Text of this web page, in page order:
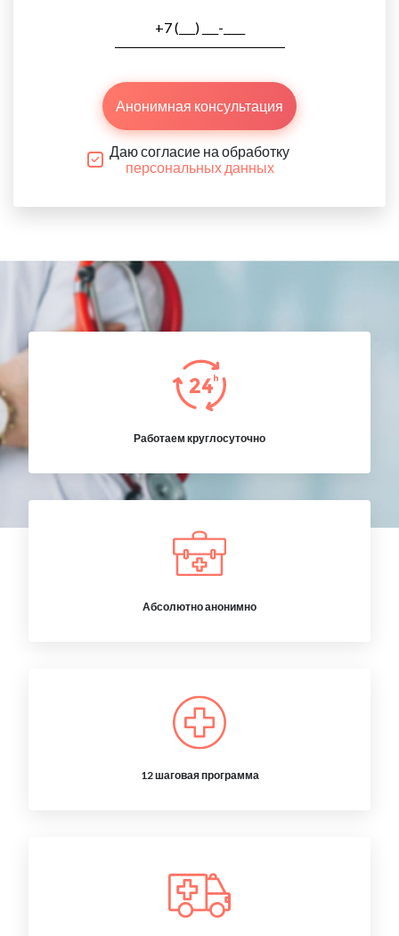
Анонимная консультация
Даю согласие на обработку
персональных данных
Работаем круглосуточно
Абсолютно анонимно
12 шаговая программа